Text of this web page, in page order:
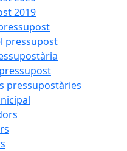
2019
pressupost
pressupostàries